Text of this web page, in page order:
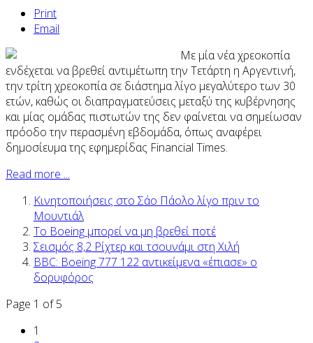
Print
Email
Με μία νέα χρεοκοπία
ενδέχεται να βρεθεί αντιμέτωπη την Τετάρτη η Αργεντινή,
την τρίτη χρεοκοπία σε διάστημα λίγο μεγαλύτερο των 30
ετών, καθώς οι διαπραγματεύσεις μεταξύ της κυβέρνησης
και μίας ομάδας πιστωτών της δεν φαίνεται να σημείωσαν
πρόοδο την περασμένη εβδομάδα, όπως αναφέρει
δημοσίευμα της εφημερίδας Financial Times.
Read more ...
Κινητοποιήσεις στο Σάο Πάολο λίγο πριν το
Μουντιάλ
Το Boeing μπορεί να μη βρεθεί ποτέ
Σεισμός 8,2 Ρίχτερ και τσουνάμι στη Χιλή
BBC: Boeing 777 122 αντικείμενα «έπιασε» ο
δορυφόρος
Page 1 of 5
1